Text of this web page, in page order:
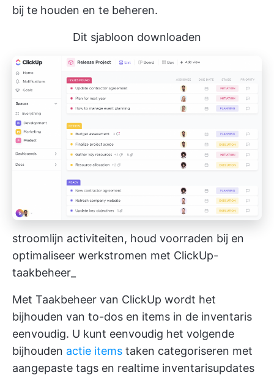
bij te houden en te beheren.
Dit sjabloon downloaden
stroomlijn activiteiten, houd voorraden bij en
optimaliseer werkstromen met ClickUp-
taakbeheer_
Met Taakbeheer van ClickUp wordt het
bijhouden van to-dos en items in de inventaris
eenvoudig. U kunt eenvoudig het volgende
bijhouden actie items taken categoriseren met
aangepaste tags en realtime inventarisupdates